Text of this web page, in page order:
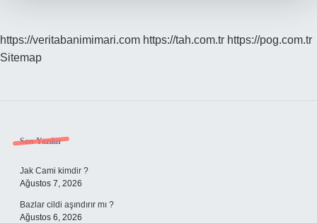
https://veritabanimimari.com https://tah.com.tr https://pog.com.tr
Sitemap
Sidebar
Son Yazılar
Jak Cami kimdir ?
Ağustos 7, 2026
Bazlar cildi aşındırır mı ?
Ağustos 6, 2026